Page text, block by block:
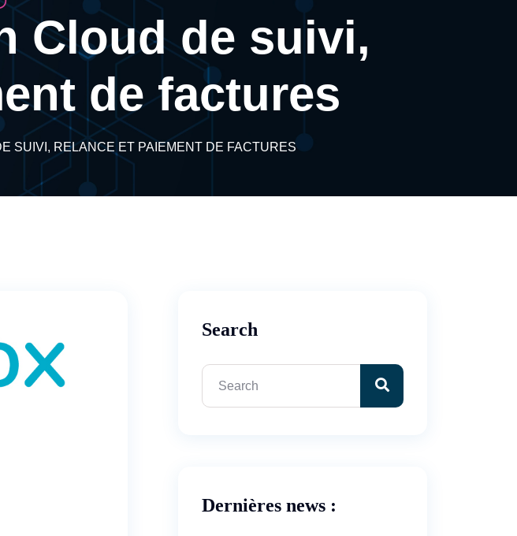
Cloud de suivi,
de factures
SUIVI, RELANCE ET PAIEMENT DE FACTURES
Search
Dernières news :